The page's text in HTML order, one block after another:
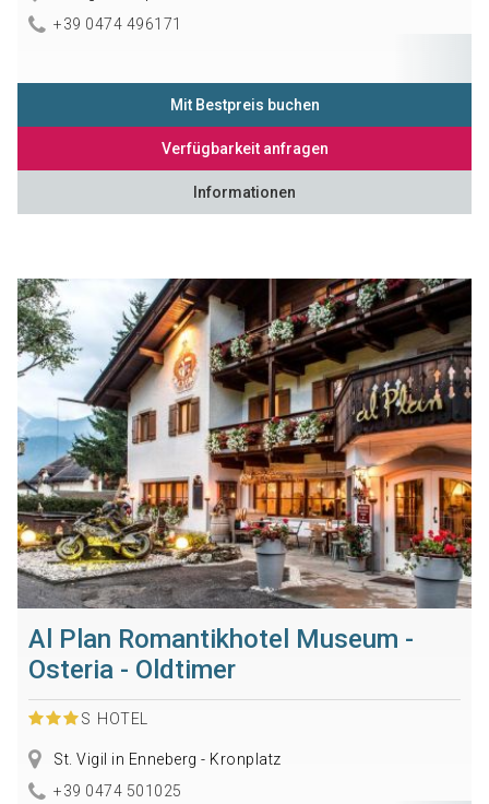
+39 0474 496171
Mit Bestpreis buchen
Verfügbarkeit anfragen
Informationen
Al Plan Romantikhotel Museum -
Osteria - Oldtimer
S HOTEL
St. Vigil in Enneberg - Kronplatz
+39 0474 501025